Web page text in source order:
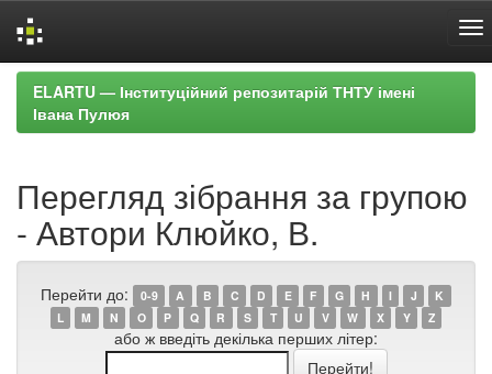
Skip
navigation
ELARTU — Інституційний репозитарій ТНТУ імені
Івана Пулюя
Перегляд зібрання за групою
- Автори Клюйко, В.
Перейти до: 0-9 A B C D E F G H I J
K
L
M N O P Q R S T U V W X Y Z
або ж введіть декілька перших літер: